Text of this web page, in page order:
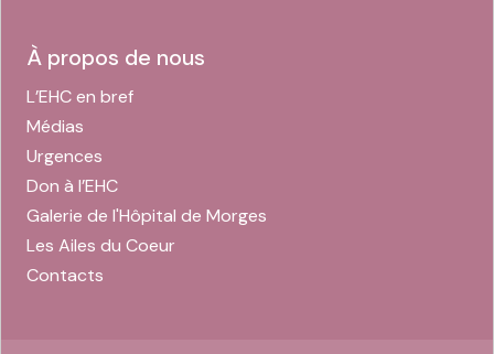
À propos de nous
L’EHC en bref
Médias
Urgences
Don à l’EHC
Galerie de l'Hôpital de Morges
Les Ailes du Coeur
Contacts